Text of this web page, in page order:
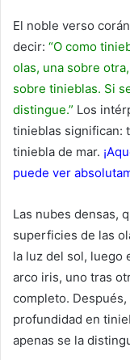
El noble verso
decir: “O como
olas, una sobre
sobre tinieblas. Si
distingue.” Los
tinieblas significan:
tiniebla de mar.
puede ver
Las nubes densas,
superficies de las
la luz del sol, luego
arco iris, uno tras
completo.
profundidad en
apenas se la